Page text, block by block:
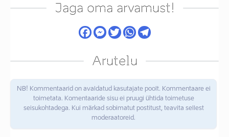
Jaga oma arvamust!
Arutelu
NB! Kommentaarid on avaldatud kasutajate poolt. Kommentaare ei
toimetata. Komentaaride sisu ei pruugi ühtida toimetuse
seisukohtadega. Kui märkad sobimatut postitust, teavita sellest
moderaatoreid.